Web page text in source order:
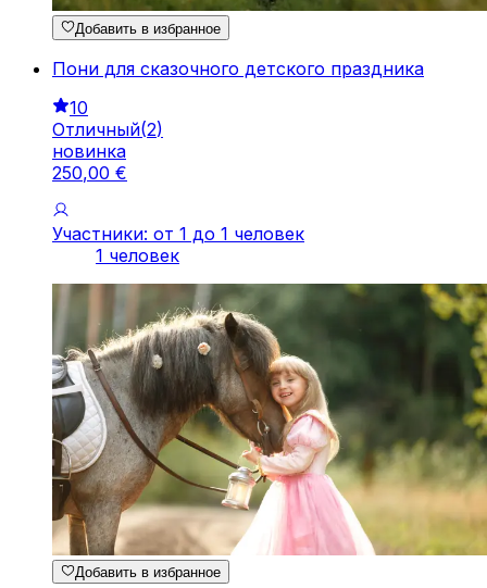
Добавить в избранное
Пони для сказочного детского праздника
10
Отличный(2)
новинка
250,00 €
Участники: от 1 до 1 человек
1 человек
Добавить в избранное